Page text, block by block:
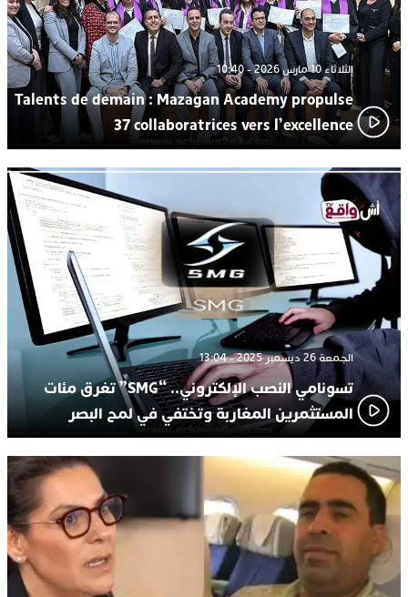
الثلاثاء 10 مارس 2026 - 10:40
Talents de demain : Mazagan Academy propulse
37 collaboratrices vers l’excellence
الجمعة 26 ديسمبر 2025 - 13:04
تسونامي النصب الإلكتروني.. “SMG” تغرق مئات
المستثمرين المغاربة وتختفي في لمح البصر